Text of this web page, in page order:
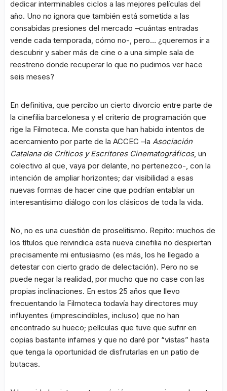
dedicar interminables ciclos a las mejores películas del
año. Uno no ignora que también está sometida a las
consabidas presiones del mercado –cuántas entradas
vende cada temporada, cómo no-, pero… ¿queremos ir a
descubrir y saber más de cine o a una simple sala de
reestreno donde recuperar lo que no pudimos ver hace
seis meses?
En definitiva, que percibo un cierto divorcio entre parte de
la cinefilia barcelonesa y el criterio de programación que
rige la Filmoteca. Me consta que han habido intentos de
acercamiento por parte de la ACCEC –la Asociación
Catalana de Críticos y Escritores Cinematográficos, un
colectivo al que, vaya por delante, no pertenezco-, con la
intención de ampliar horizontes; dar visibilidad a esas
nuevas formas de hacer cine que podrían entablar un
interesantísimo diálogo con los clásicos de toda la vida.
No, no es una cuestión de proselitismo. Repito: muchos de
los títulos que reivindica esta nueva cinefilia no despiertan
precisamente mi entusiasmo (es más, los he llegado a
detestar con cierto grado de delectación). Pero no se
puede negar la realidad, por mucho que no case con las
propias inclinaciones. En estos 25 años que llevo
frecuentando la Filmoteca todavía hay directores muy
influyentes (imprescindibles, incluso) que no han
encontrado su hueco; películas que tuve que sufrir en
copias bastante infames y que no daré por “vistas” hasta
que tenga la oportunidad de disfrutarlas en un patio de
butacas.